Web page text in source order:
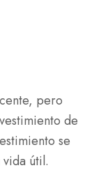
pero
de
se
útil.